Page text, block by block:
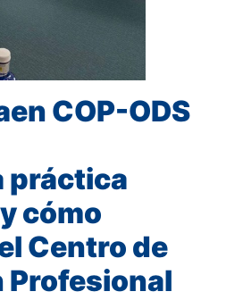
COP-ODS
práctica
cómo
Centro de
Profesional